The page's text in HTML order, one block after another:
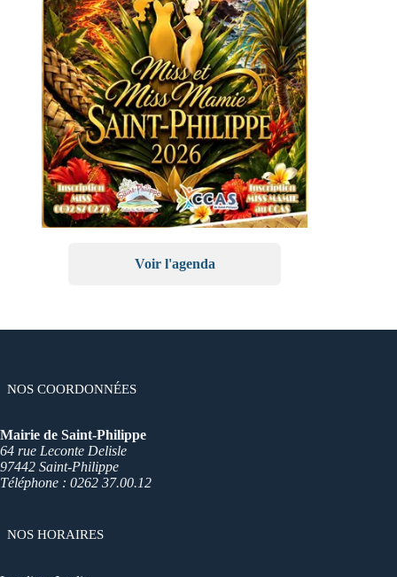
Voir l'agenda
NOS COORDONNÉES
Mairie de Saint-Philippe
64 rue Leconte Delisle
97442 Saint-Philippe
Téléphone : 0262 37.00.12
NOS HORAIRES